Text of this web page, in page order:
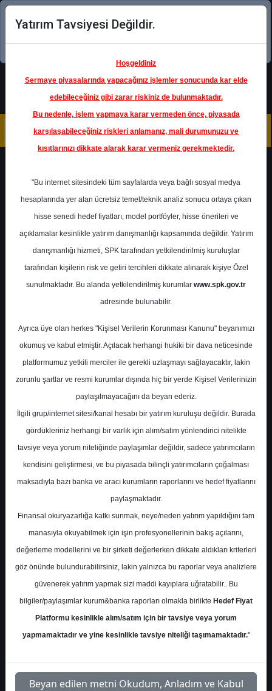
Şimdi uygulamayı indirin!
AKSEN- AKSA ENERJİ ÜRETİM
A.Ş.
Hedef Fiyat 129.40 ₺
Getiri
%34.51
2
Get.
0
Salı, 07 Temmuz 2026
En Yüksek Tahmin 129,40 ₺
Ortalama Fiyat Tahmini 112,81 ₺
Ortalama Getiri Potansiyeli %17.26
Kurum Sayısı
12
Al
7
Tut
2
End.
Get.
1
Endeks
2
Salı, 07 Temmuz 2026
Yatırım Tavsiyesi Değildir.
Hoşgeldiniz
Sermaye piyasalarında yapacağınız işlemler sonucunda kar elde
edebileceğiniz gibi zarar riskiniz de bulunmaktadır.
Bu nedenle, işlem yapmaya karar vermeden önce, piyasada
karşılaşabileceğiniz riskleri anlamanız, mali durumunuzu ve
kısıtlarınızı dikkate alarak karar vermeniz gerekmektedir.
"Bu internet sitesindeki tüm sayfalarda veya bağlı sosyal medya
hesaplarında yer alan ücretsiz temel/teknik analiz sonucu ortaya çıkan
hisse senedi hedef fiyatları, model portföyler, hisse önerileri ve
açıklamalar kesinlikle yatırım danışmanlığı kapsamında değildir. Yatırım
danışmanlığı hizmeti, SPK tarafından yetkilendirilmiş kuruluşlar
tarafından kişilerin risk ve getiri tercihleri dikkate alınarak kişiye Özel
sunulmaktadır. Bu alanda yetkilendirilmiş kurumlar www.spk.gov.tr
adresinde bulunabilir.
Ayrıca üye olan herkes "Kişisel Verilerin Korunması Kanunu" beyanımızı
okumuş ve kabul etmiştir. Açılacak herhangi hukiki bir dava neticesinde
platformumuz yetkili merciler ile gerekli uzlaşmayı sağlayacaktır, lakin
zorunlu şartlar ve resmi kurumlar dışında hiç bir yerde Kişisel Verilerinizin
paylaşılmayacağını da beyan ederiz.
İlgili grup/internet sitesi/kanal hesabı bir yatırım kuruluşu değildir. Burada
gördükleriniz herhangi bir varlık için alım/satım yönlendirici nitelikte
tavsiye veya yorum niteliğinde paylaşımlar değildir, sadece yatırımcıların
kendisini geliştirmesi, ve bu piyasada bilinçli yatırımcıların çoğalması
maksadıyla bazı banka ve aracı kurumların raporlarını ve hedef fiyatlarını
paylaşmaktadır.
Finansal okuryazarlığa katkı sunmak, neye/neden yatırım yapıldığını tam
manasıyla okuyabilmek için işin profesyonellerinin bakış açılarını,
değerleme modellerini ve bir şirketi değerlerken dikkate aldıkları kriterleri
göz önünde bulundurabilirsiniz, lakin yalnızca bu raporlar veya analizlere
güvenerek yatırım yapmak sizi maddi kayıplara uğratabilir.. Bu
bilgiler/paylaşımlar kurum&banka raporları olmakla birlikte Hedef Fiyat
Platformu kesinlikle alım/satım için bir tavsiye veya yorum
yapmamaktadır ve yine kesinlikle tavsiye niteliği taşımamaktadır."
Beyan edilen metni Okudum, Anladım ve Kabul